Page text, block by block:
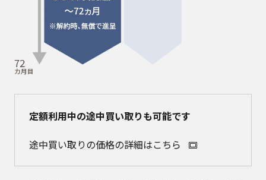
定額利用中の途中買い取りも可能です
途中買い取りの価格の詳細はこちら